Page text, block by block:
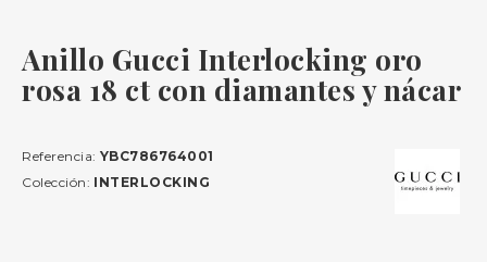
Anillo Gucci Interlocking oro
rosa 18 ct con diamantes y nácar
Referencia: YBC786764001
Colección: INTERLOCKING